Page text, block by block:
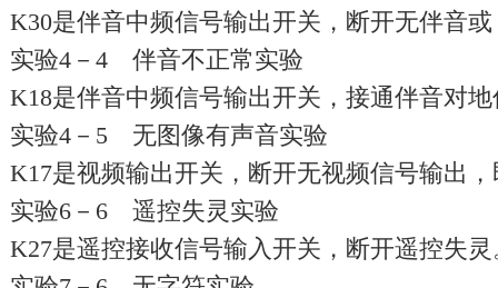
K30是伴音中频信号输出开关，断开无伴音
实验4－4 伴音不正常实验
K18是伴音中频信号输出开关，接通伴音对
实验4－5 无图像有声音实验
K17是视频输出开关，断开无视频信号输出
实验6－6 遥控失灵实验
K27是遥控接收信号输入开关，断开遥控失